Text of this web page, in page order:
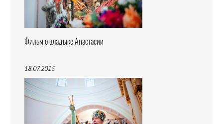
Фильм о владыке Анастасии
18.07.2015